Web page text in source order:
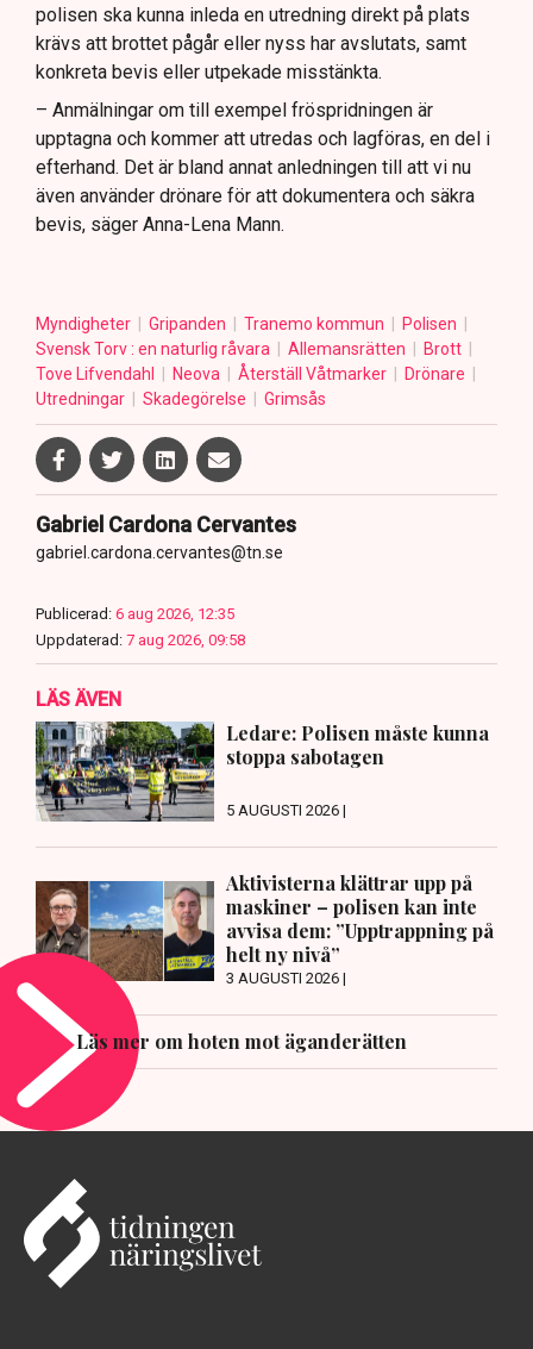
polisen ska kunna inleda en utredning direkt på plats
krävs att brottet pågår eller nyss har avslutats, samt
konkreta bevis eller utpekade misstänkta.
– Anmälningar om till exempel fröspridningen är
upptagna och kommer att utredas och lagföras, en del i
efterhand. Det är bland annat anledningen till att vi nu
även använder drönare för att dokumentera och säkra
bevis, säger Anna-Lena Mann.
Myndigheter Gripanden Tranemo kommun
Polisen
Svensk Torv : en naturlig råvara
Allemansrätten
Brott
Tove Lifvendahl
Neova Återställ Våtmarker
Drönare
Utredningar
Skadegörelse Grimsås
Gabriel Cardona Cervantes
gabriel.cardona.cervantes@tn.se
Publicerad: 6 aug 2026, 12:35
Uppdaterad: 7 aug 2026, 09:58
LÄS ÄVEN
Ledare: Polisen måste kunna
stoppa sabotagen
5 AUGUSTI 2026 |
Aktivisterna klättrar upp på
maskiner – polisen kan inte
avvisa dem: ”Upptrappning på
helt ny nivå”
3 AUGUSTI 2026 |
Läs mer om hoten mot äganderätten